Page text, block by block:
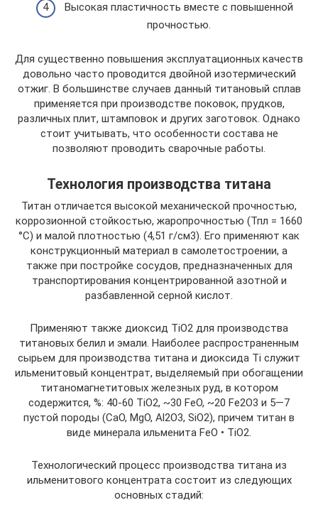
Высокая пластичность вместе с повышенной
прочностью.
Для существенно повышения эксплуатационных качеств
довольно часто проводится двойной изотермический
отжиг. В большинстве случаев данный титановый сплав
применяется при производстве поковок, прудков,
различных плит, штамповок и других заготовок. Однако
стоит учитывать, что особенности состава не
позволяют проводить сварочные работы.
Технология производства титана
Титан отличается высокой механической прочностью,
коррозионной стойкостью, жаропрочностью (Тпл = 1660
°С) и малой плотностью (4,51 г/см3). Его применяют как
конструкционный материал в самолетостроении, а
также при постройке сосудов, предназначенных для
транспортирования концентрированной азотной и
разбавленной серной кислот.
Применяют также диоксид TiO2 для производства
титановых белил и эмали. Наиболее распространенным
сырьем для производства титана и диоксида Ti служит
ильменитовый концентрат, выделяемый при обогащении
титаномагнетитовых железных руд, в котором
содержится, %: 40-60 TiO2, ~30 FeO, ~20 Fe2O3 и 5—7
пустой породы (CaO, MgO, Al2O3, SiO2), причем титан в
виде минерала ильменита FeO • TiO2.
Технологический процесс производства титана из
ильменитового концентрата состоит из следующих
основных стадий: